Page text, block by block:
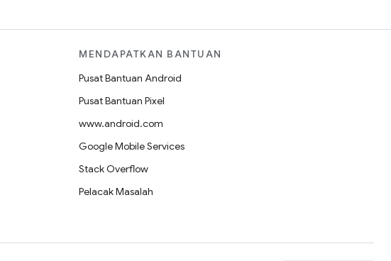
MENDAPATKAN BANTUAN
Pusat Bantuan Android
Pusat Bantuan Pixel
www.android.com
Google Mobile Services
Stack Overflow
Pelacak Masalah